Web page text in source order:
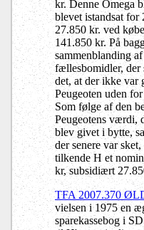
kr. Denne Omega
blevet istandsat
27.850 kr. ved
141.850 kr. På
sammenblanding
fællesbomidler, der
det, at der ikke var
Peugeoten uden
Som følge af den
Peugeotens værdi,
blev givet i bytte,
der senere var
tilkende H et
kr, subsidiært
TFA 2007.370
vielsen i 1975 en
sparekassebog i